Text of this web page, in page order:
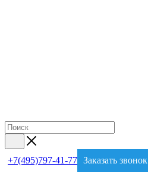
+7(495)797-41-77 Заказать звонок